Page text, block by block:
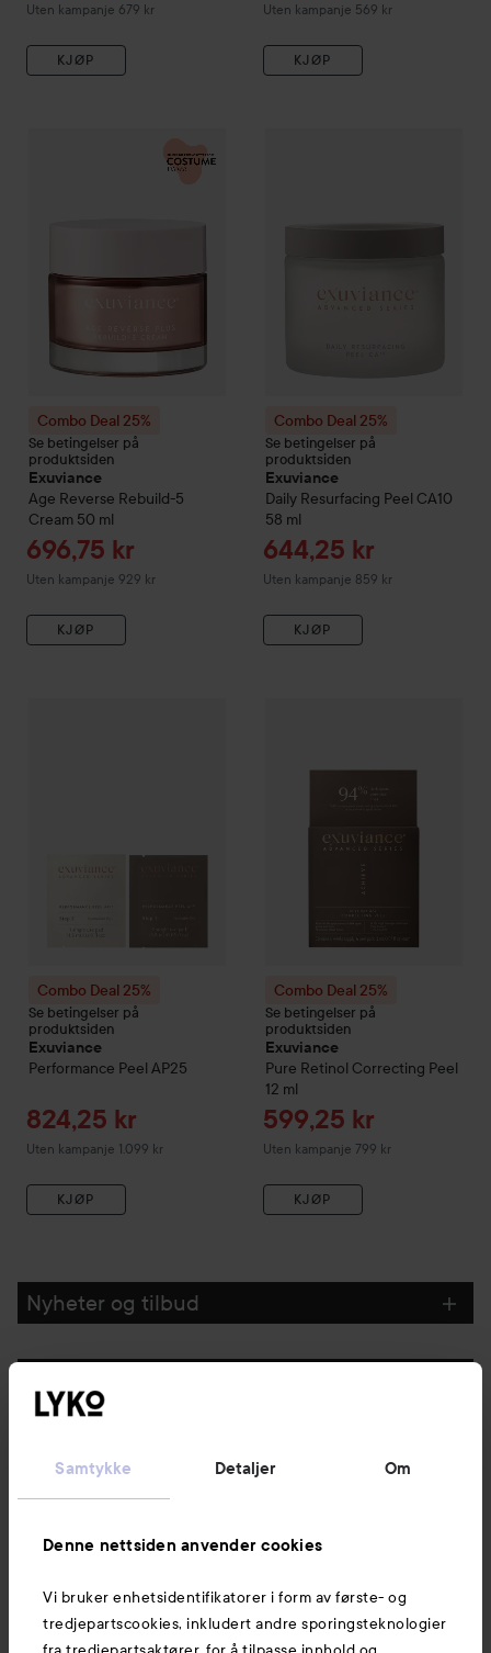
Samtykke Detaljer Om
Denne nettsiden anvender cookies
Vi bruker enhetsidentifikatorer i form av første- og
tredjepartscookies, inkludert andre sporingsteknologier
Uten kampanje 679 kr
KJØP
Uten kampanje 569 kr
KJØP
Combo Deal 25%
Se betingelser på
produktsiden
Exuviance
Age Reverse Rebuild-5
Cream 50 ml
Tilbudspris
696,75 kr
Uten kampanje 929 kr
KJØP
Exuviance
Combo Deal 25%
Se betingelser på
produktsiden
Exuviance
Daily Resurfacing Peel CA10
58 ml
Tilbudspris
644,25 kr
Uten kampanje 859 kr
KJØP
Combo Deal 25%
Se betingelser på
produktsiden
Exuviance
Performance Peel AP25
Tilbudspris
824,25 kr
Uten kampanje 1.099 kr
KJØP
Combo Deal 25%
Se betingelser på
produktsiden
Exuviance
Pure Retinol Correcting Peel
12 ml
Tilbudspris
599,25 kr
Uten kampanje 799 kr
KJØP
Nyheter og tilbud
Kundeservice
Informasjon
Også av interesse